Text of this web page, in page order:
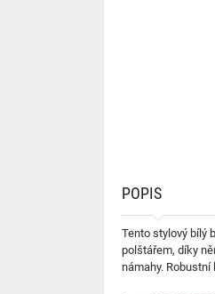
POPIS
Tento stylový bílý
polštářem, díky
námahy.